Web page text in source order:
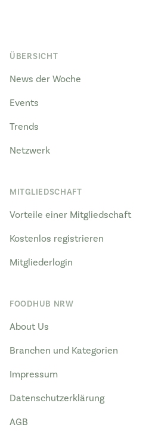
ÜBERSICHT
News der Woche
Events
Trends
Netzwerk
MITGLIEDSCHAFT
Vorteile einer Mitgliedschaft
Kostenlos registrieren
Mitgliederlogin
FOODHUB NRW
About Us
Branchen und Kategorien
Impressum
Datenschutzerklärung
AGB